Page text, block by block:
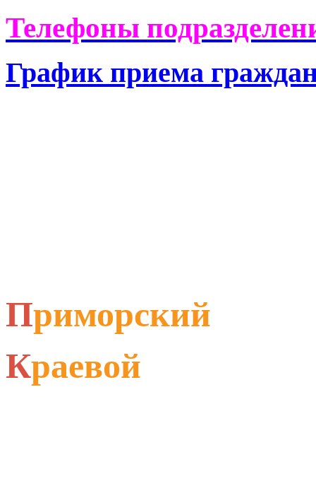
Телефоны
График приема
Приморский
Краевой